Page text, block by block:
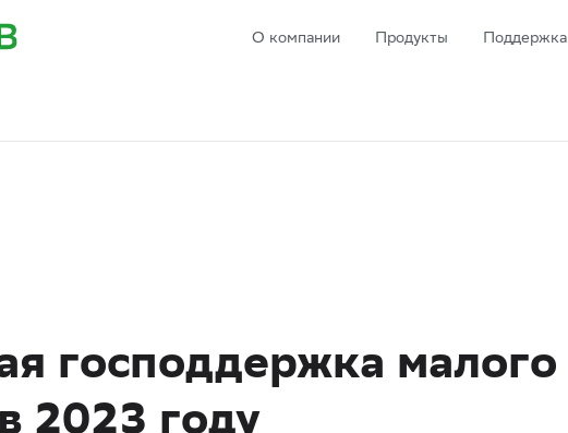
О компании Продукты Поддержка
господдержка малого
2023 году